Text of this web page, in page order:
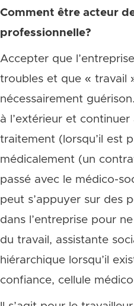
Comment être acteur
professionnelle?
Accepter que
troubles et que « travail
nécessairement
à l’extérieur et
traitement (lorsqu’il est
médicalement (un
passé avec le médico-
peut s’appuyer sur des
dans l’entreprise pour
du travail, assistante
hiérarchique lorsqu’il
confiance, cellule